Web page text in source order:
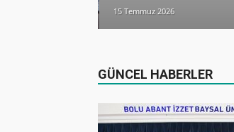
15 Temmuz 2026
GÜNCEL HABERLER